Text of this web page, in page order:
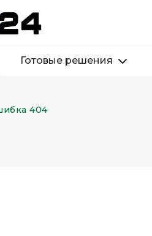
Готовые решения
404